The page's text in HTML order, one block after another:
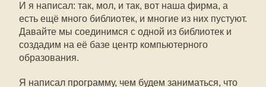
И я написал: так, мол, и так, вот наша фирма, а
есть ещё много библиотек, и многие из них пустуют.
Давайте мы соединимся с одной из библиотек и
создадим на её базе центр компьютерного
образования.
Я написал программу, чем будем заниматься, что